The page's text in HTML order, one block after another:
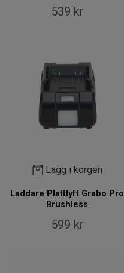
539 kr
Lägg i korgen
Laddare Plattlyft Grabo Pro
Brushless
599 kr